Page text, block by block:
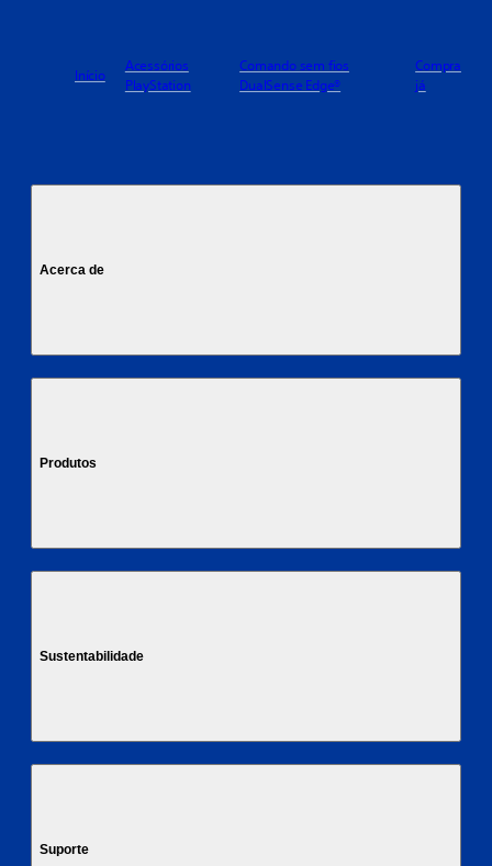
Início
Acessórios
PlayStation
Comando sem fios
DualSense Edge®
Compra
já
Acerca de
Produtos
Sustentabilidade
Suporte